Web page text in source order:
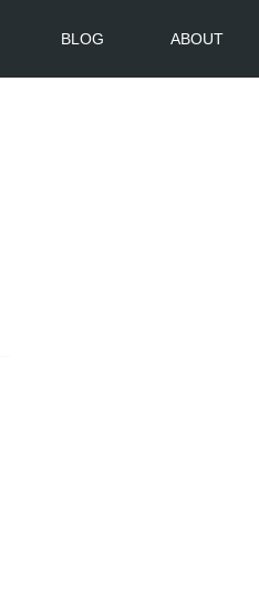
BLOG ABOUT